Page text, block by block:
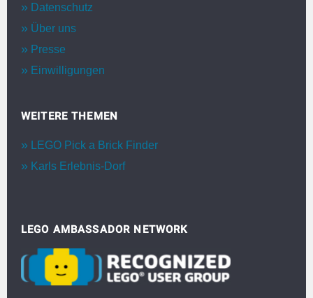
Datenschutz
Über uns
Presse
Einwilligungen
WEITERE THEMEN
LEGO Pick a Brick Finder
Karls Erlebnis-Dorf
LEGO AMBASSADOR NETWORK